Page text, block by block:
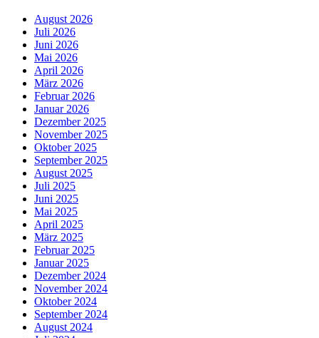
August 2026
Juli 2026
Juni 2026
Mai 2026
April 2026
März 2026
Februar 2026
Januar 2026
Dezember 2025
November 2025
Oktober 2025
September 2025
August 2025
Juli 2025
Juni 2025
Mai 2025
April 2025
März 2025
Februar 2025
Januar 2025
Dezember 2024
November 2024
Oktober 2024
September 2024
August 2024